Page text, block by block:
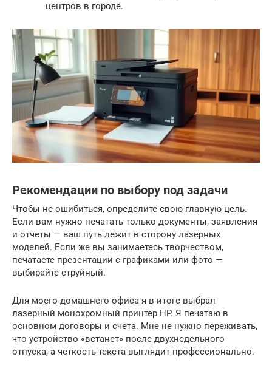
центров в городе.
Рекомендации по выбору под задачи
Чтобы не ошибиться, определите свою главную цель.
Если вам нужно печатать только документы, заявления
и отчеты — ваш путь лежит в сторону лазерных
моделей. Если же вы занимаетесь творчеством,
печатаете презентации с графиками или фото —
выбирайте струйный.
Для моего домашнего офиса я в итоге выбрал
лазерный монохромный принтер HP. Я печатаю в
основном договоры и счета. Мне не нужно переживать,
что устройство «встанет» после двухнедельного
отпуска, а четкость текста выглядит профессионально.